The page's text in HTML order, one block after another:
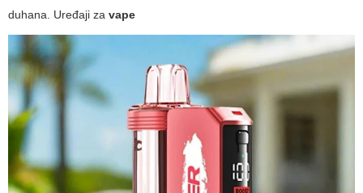
duhana. Uređaji za vape